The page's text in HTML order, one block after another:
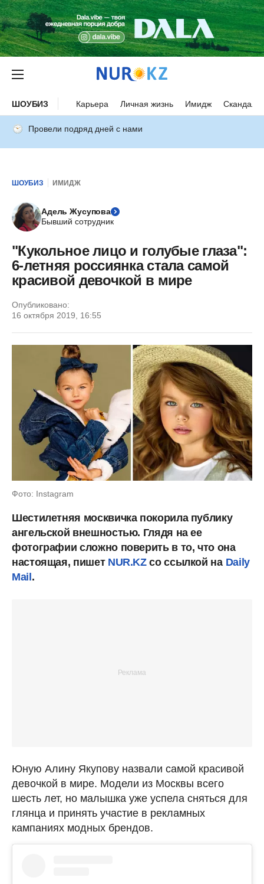
ШОУБИЗ Карьера Личная жизнь Имидж Скандалы
Провели подряд дней с нами
ШОУБИЗ ИМИДЖ
Адель Жусупова
Бывший сотрудник
"Кукольное лицо и голубые глаза":
6-летняя россиянка стала самой
красивой девочкой в мире
Опубликовано:
16 октября 2019, 16:55
Фото: Instagram
Шестилетняя москвичка покорила публику
ангельской внешностью. Глядя на ее
фотографии сложно поверить в то, что она
настоящая, пишет NUR.KZсо ссылкой на Daily
Mail.
Юную Алину Якупову назвали самой красивой
девочкой в мире. Модели из Москвы всего
шесть лет, но малышка уже успела сняться для
глянца и принять участие в рекламных
кампаниях модных брендов.